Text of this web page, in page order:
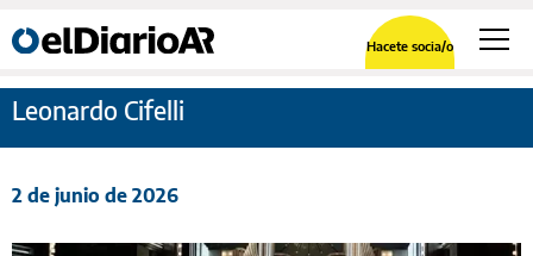
Hacete socia/o
Leonardo Cifelli
2 de junio de 2026